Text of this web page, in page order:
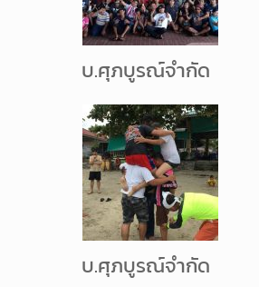
บ.ศุภบูรณ์จำกัด
บ.ศุภบูรณ์จำกัด